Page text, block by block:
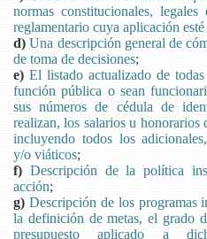
normas constitucionales,
reglamentario cuya aplicación
d) Una descripción general de
de toma de decisiones;
e) El listado actualizado de
función pública o sean
sus números de cédula de
realizan, los salarios u honorarios
incluyendo todos los
y/o viáticos;
f) Descripción de la política
acción;
g) Descripción de los programas
la definición de metas, el grado
presupuesto aplicado a